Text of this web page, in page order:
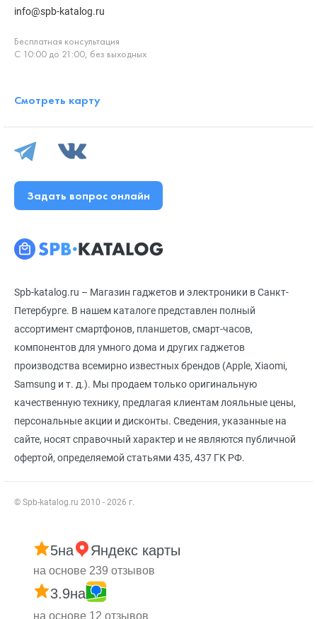
Spb-katalog.ru – Магазин гаджетов и электроники в Санкт-
Петербурге. В нашем каталоге представлен полный
ассортимент смартфонов, планшетов, смарт-часов,
компонентов для умного дома и других гаджетов
производства всемирно известных брендов (Apple, Xiaomi,
Samsung и т. д.). Мы продаем только оригинальную
качественную технику, предлагая клиентам лояльные цены,
персональные акции и дисконты. Сведения, указанные на
сайте, носят справочный характер и не являются публичной
офертой, определяемой статьями 435, 437 ГК РФ.
© Spb-katalog.ru 2010 - 2026 г.
info@spb-katalog.ru
Бесплатная консультация
С 10:00 до 21:00, без выходных
Смотреть карту
Задать вопрос онлайн
5на Яндекс карты
на основе 239 отзывов
3.9на
на основе 12 отзывов